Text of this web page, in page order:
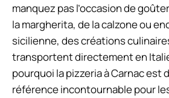
manquez pas l’occasion de
la margherita, de la calzone ou
sicilienne, des créations
transportent directement en
pourquoi la pizzeria à Carnac est
référence incontournable pour